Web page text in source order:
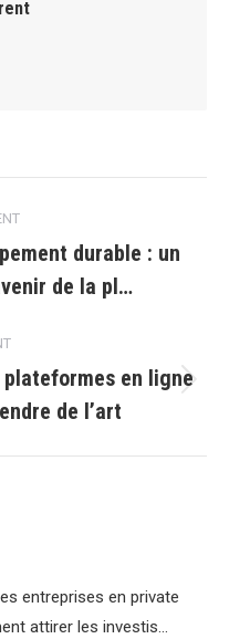
durable : un
de la pl…
en ligne
de l’art
entreprises en private
attirer les investis…